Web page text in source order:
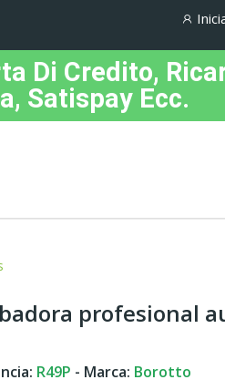
Di Credito,
Satispay Ecc.
profesional
R49P - Marca: Borotto